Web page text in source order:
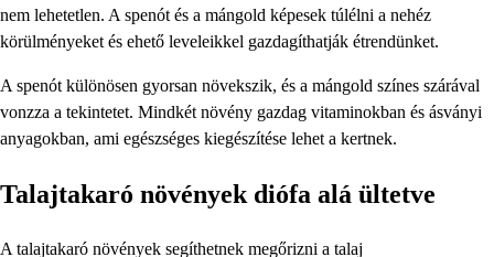
nem lehetetlen. A spenót és a mángold képesek túlélni a nehéz
körülményeket és ehető leveleikkel gazdagíthatják étrendünket.
A spenót különösen gyorsan növekszik, és a mángold színes szárával
vonzza a tekintetet. Mindkét növény gazdag vitaminokban és ásványi
anyagokban, ami egészséges kiegészítése lehet a kertnek.
Talajtakaró növények diófa alá ültetve
A talajtakaró növények segíthetnek megőrizni a talaj